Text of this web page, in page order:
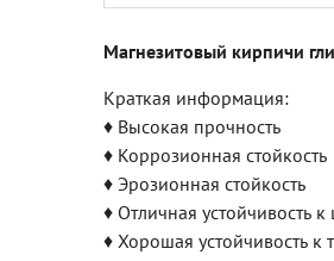
Магнезитовый кирпичи
Краткая информация:
♦ Высокая прочность
♦ Коррозионная стойкость
♦ Эрозионная стойкость
♦ Отличная устойчивость к
♦ Хорошая устойчивость к